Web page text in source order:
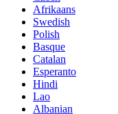
Afrikaans
Swedish
Polish
Basque
Catalan
Esperanto
Hindi
Lao
Albanian